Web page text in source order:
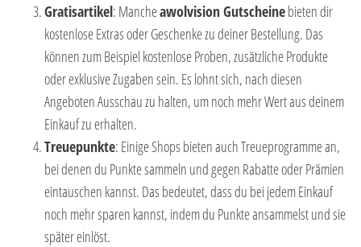
Gratisartikel: Mancheawolvision Gutscheinebieten dir
kostenlose Extras oder Geschenke zu deiner Bestellung. Das
können zum Beispiel kostenlose Proben, zusätzliche Produkte
oder exklusive Zugaben sein. Es lohnt sich, nach diesen
Angeboten Ausschau zu halten, um noch mehr Wert aus deinem
Einkauf zu erhalten.
Treuepunkte: Einige Shops bieten auch Treueprogramme an,
bei denen du Punkte sammeln und gegen Rabatte oder Prämien
eintauschen kannst. Das bedeutet, dass du bei jedem Einkauf
noch mehr sparen kannst, indem du Punkte ansammelst und sie
später einlöst.